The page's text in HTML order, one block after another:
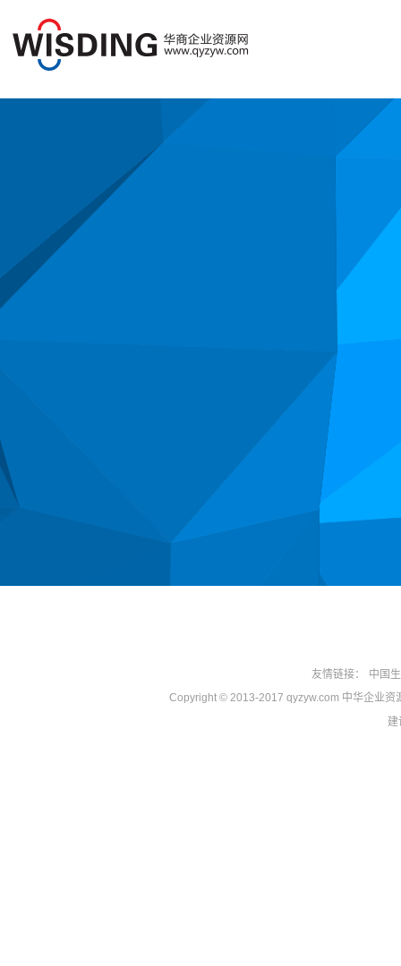
友情链接：
中国
Copyright © 2013-2017 qyzyw.com 中华企业资